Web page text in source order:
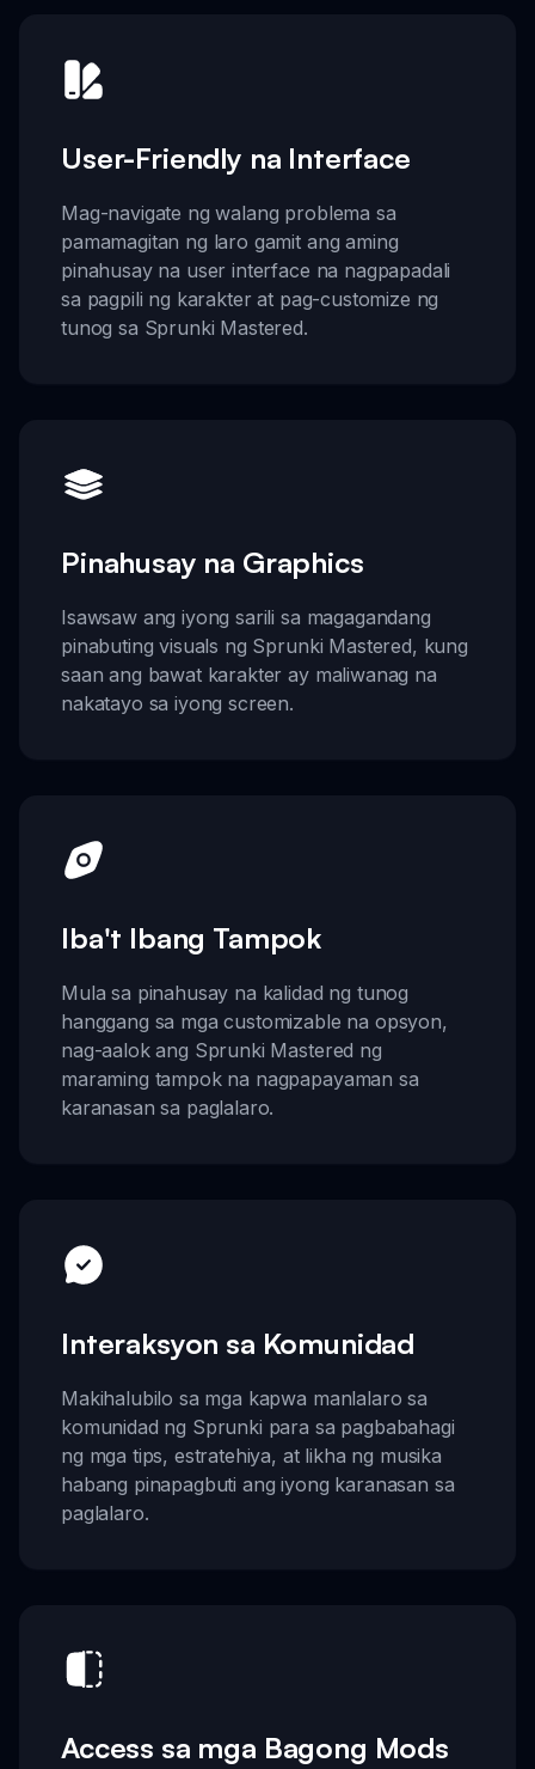
User-Friendly na Interface
Mag-navigate ng walang problema sa
pamamagitan ng laro gamit ang aming
pinahusay na user interface na nagpapadali
sa pagpili ng karakter at pag-customize ng
tunog sa Sprunki Mastered.
Pinahusay na Graphics
Isawsaw ang iyong sarili sa magagandang
pinabuting visuals ng Sprunki Mastered, kung
saan ang bawat karakter ay maliwanag na
nakatayo sa iyong screen.
Iba't Ibang Tampok
Mula sa pinahusay na kalidad ng tunog
hanggang sa mga customizable na opsyon,
nag-aalok ang Sprunki Mastered ng
maraming tampok na nagpapayaman sa
karanasan sa paglalaro.
Interaksyon sa Komunidad
Makihalubilo sa mga kapwa manlalaro sa
komunidad ng Sprunki para sa pagbabahagi
ng mga tips, estratehiya, at likha ng musika
habang pinapagbuti ang iyong karanasan sa
paglalaro.
Access sa mga Bagong Mods